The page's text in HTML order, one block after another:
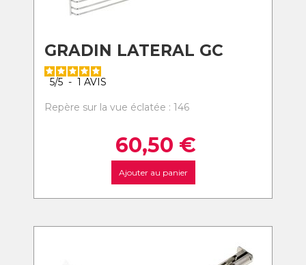
GRADIN LATERAL GC
5/5 - 1 AVIS
Repère sur la vue éclatée : 146
60,50 €
Ajouter au panier